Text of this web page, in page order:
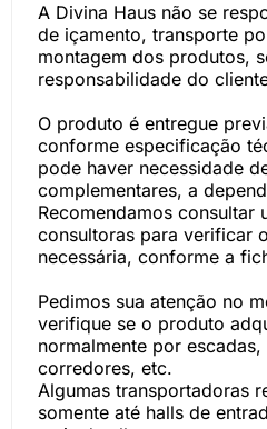
A Divina Haus não se
de içamento, transporte
montagem dos produtos,
responsabilidade do
O produto é entregue
conforme especificação
pode haver necessidade
complementares, a
Recomendamos consultar
consultoras para verificar
necessária, conforme a
Pedimos sua atenção no
verifique se o produto
normalmente por
corredores, etc.
Algumas transportadoras
somente até halls de